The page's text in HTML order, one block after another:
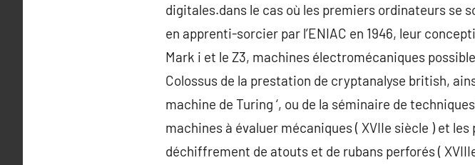
digitales.dans le cas où les premiers ordinateurs se
en apprenti-sorcier par l’ENIAC en 1946, leur
Mark i et le Z3, machines électromécaniques
Colossus de la prestation de cryptanalyse british,
machine de Turing ‘, ou de la séminaire de
machines à évaluer mécaniques ( XVIIe siècle ) et
déchiffrement de atouts et de rubans perforés (